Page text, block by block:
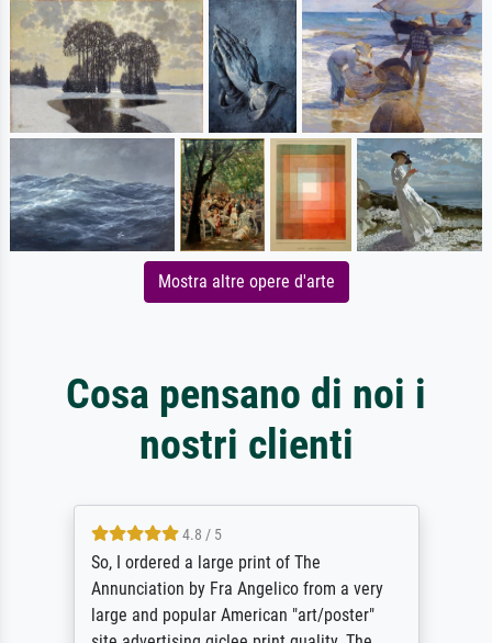
Mostra altre opere d'arte
Cosa pensano di noi i
nostri clienti
4.8 / 5
So, I ordered a large print of The
Annunciation by Fra Angelico from a very
large and popular American "art/poster"